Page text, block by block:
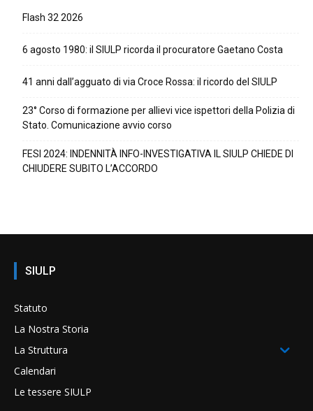
Flash 32 2026
6 agosto 1980: il SIULP ricorda il procuratore Gaetano Costa
41 anni dall’agguato di via Croce Rossa: il ricordo del SIULP
23° Corso di formazione per allievi vice ispettori della Polizia di
Stato. Comunicazione avvio corso
FESI 2024: INDENNITÀ INFO-INVESTIGATIVA IL SIULP CHIEDE DI
CHIUDERE SUBITO L’ACCORDO
SIULP
Statuto
La Nostra Storia
La Struttura
Calendari
Le tessere SIULP